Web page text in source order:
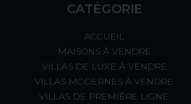
CATÉGORIE
ACCUEIL
MAISONS À VENDRE
VILLAS DE LUXE À VENDRE
VILLAS MODERNES À VENDRE
VILLAS DE PREMIÈRE LIGNE